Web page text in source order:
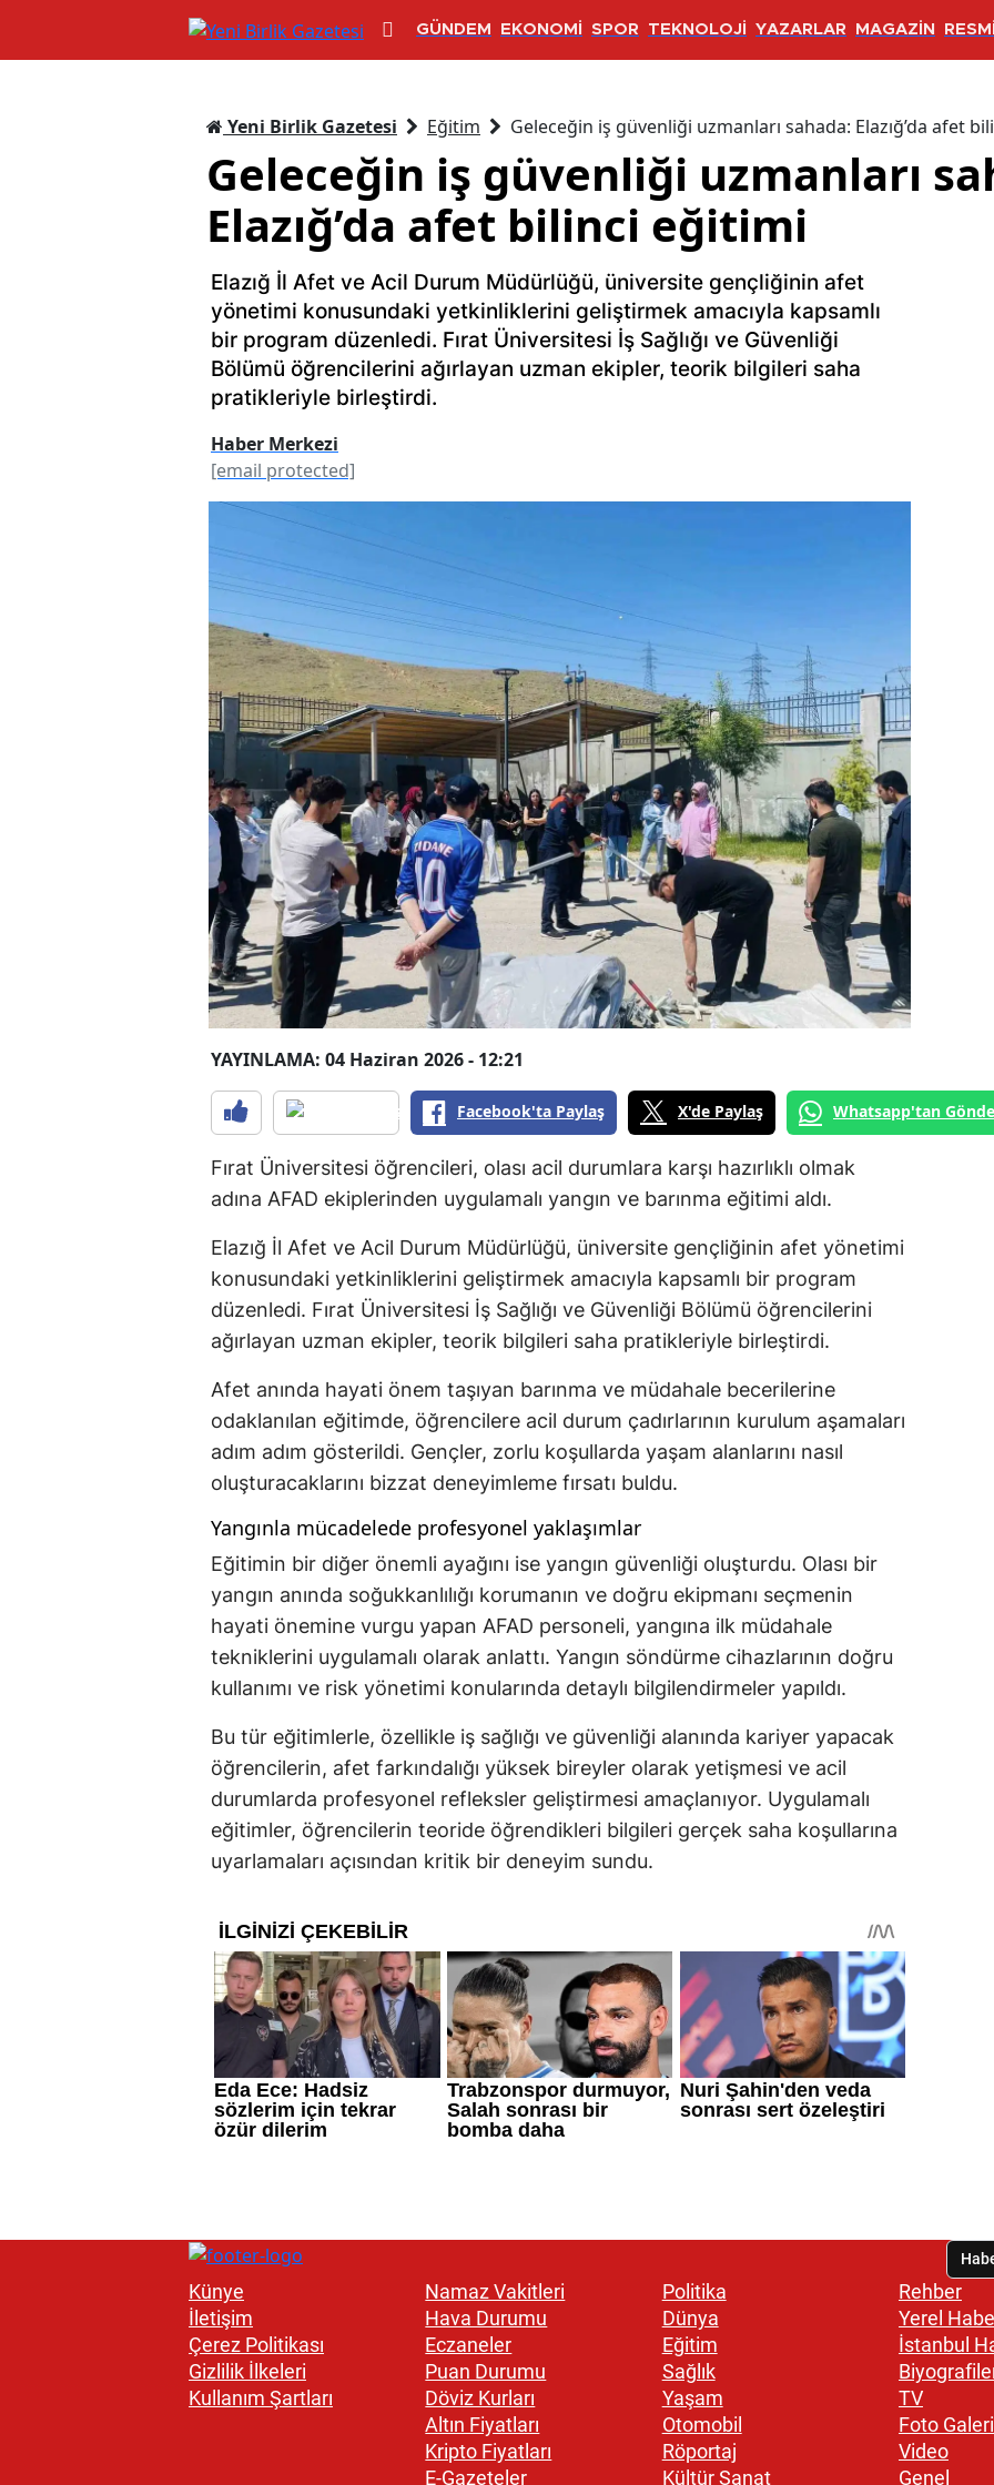
GÜNDEM EKONOMİ SPOR TEKNOLOJİ YAZARLAR MAGAZİN
Yeni Birlik Gazetesi Eğitim Geleceğin iş güvenliği uzmanları sahada: Elazığ’da afet
Geleceğin iş güvenliği uzmanları
Elazığ’da afet bilinci eğitimi
Elazığ İl Afet ve Acil Durum Müdürlüğü, üniversite gençliğinin afet
yönetimi konusundaki yetkinliklerini geliştirmek amacıyla kapsamlı
bir program düzenledi. Fırat Üniversitesi İş Sağlığı ve Güvenliği
Bölümü öğrencilerini ağırlayan uzman ekipler, teorik bilgileri saha
pratikleriyle birleştirdi.
Haber Merkezi
[email protected]
YAYINLAMA: 04 Haziran 2026 - 12:21
Facebook'ta Paylaş X'de Paylaş Whatsapp'tan
Fırat Üniversitesi öğrencileri, olası acil durumlara karşı hazırlıklı olmak
adına AFAD ekiplerinden uygulamalı yangın ve barınma eğitimi aldı.
Elazığ İl Afet ve Acil Durum Müdürlüğü, üniversite gençliğinin afet yönetimi
konusundaki yetkinliklerini geliştirmek amacıyla kapsamlı bir program
düzenledi. Fırat Üniversitesi İş Sağlığı ve Güvenliği Bölümü öğrencilerini
ağırlayan uzman ekipler, teorik bilgileri saha pratikleriyle birleştirdi.
Afet anında hayati önem taşıyan barınma ve müdahale becerilerine
odaklanılan eğitimde, öğrencilere acil durum çadırlarının kurulum aşamaları
adım adım gösterildi. Gençler, zorlu koşullarda yaşam alanlarını nasıl
oluşturacaklarını bizzat deneyimleme fırsatı buldu.
Yangınla mücadelede profesyonel yaklaşımlar
Eğitimin bir diğer önemli ayağını ise yangın güvenliği oluşturdu. Olası bir
yangın anında soğukkanlılığı korumanın ve doğru ekipmanı seçmenin
hayati önemine vurgu yapan AFAD personeli, yangına ilk müdahale
tekniklerini uygulamalı olarak anlattı. Yangın söndürme cihazlarının doğru
kullanımı ve risk yönetimi konularında detaylı bilgilendirmeler yapıldı.
Bu tür eğitimlerle, özellikle iş sağlığı ve güvenliği alanında kariyer yapacak
öğrencilerin, afet farkındalığı yüksek bireyler olarak yetişmesi ve acil
durumlarda profesyonel refleksler geliştirmesi amaçlanıyor. Uygulamalı
eğitimler, öğrencilerin teoride öğrendikleri bilgileri gerçek saha koşullarına
uyarlamaları açısından kritik bir deneyim sundu.
Künye
İletişim
Çerez Politikası
Gizlilik İlkeleri
Kullanım Şartları
Namaz Vakitleri
Hava Durumu
Eczaneler
Puan Durumu
Döviz Kurları
Altın Fiyatları
Kripto Fiyatları
E-Gazeteler
Politika
Dünya
Eğitim
Sağlık
Yaşam
Otomobil
Röportaj
Kültür Sanat
Rehber
Yerel
İstanbul
TV
Foto Galeri
Video
Genel